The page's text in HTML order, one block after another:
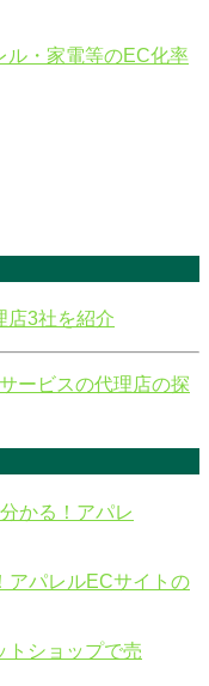
ル・家電等のEC化率
店3社を紹介
ービスの代理店の探
アパレルECサイトの